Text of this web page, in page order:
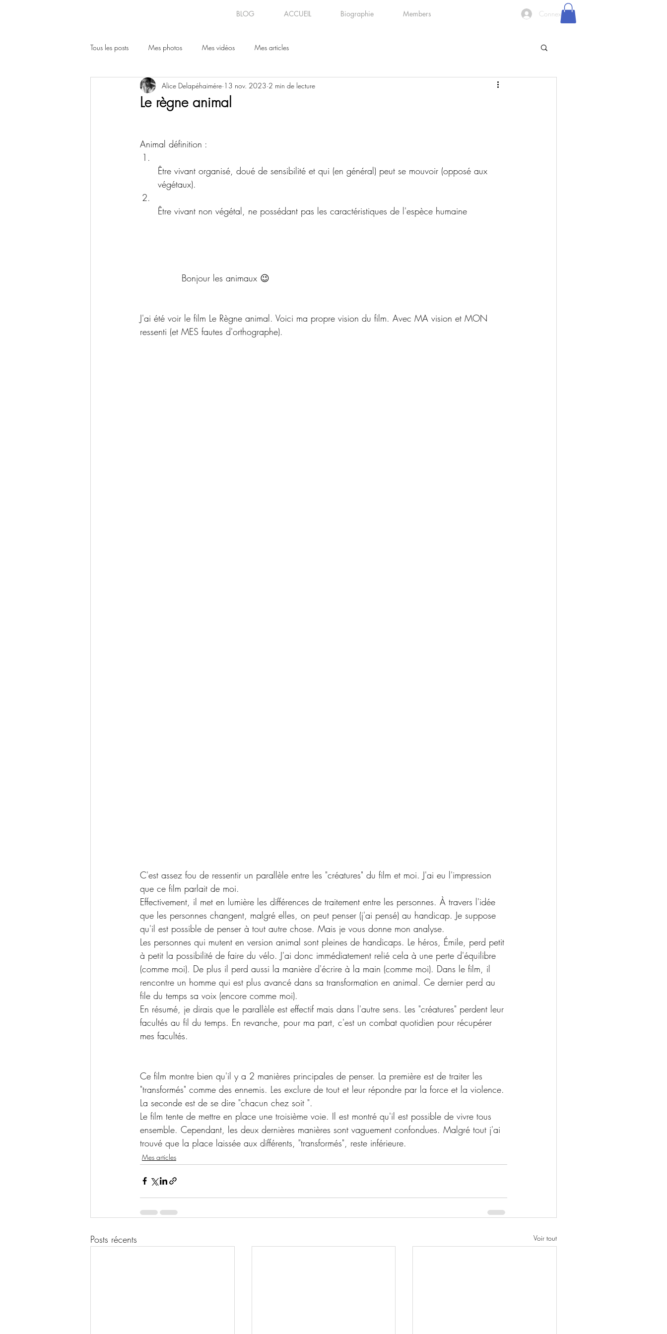
BLOG ACCUEIL Biographie Members Connexion
Tous les posts Mes photos Mes vidéos Mes articles
Le règne animal
Alice Delapéhaimére 13 nov. 2023 2 min de lecture
Animal définition :
Être vivant organisé, doué de sensibilité et qui (en général) peut se mouvoir (opposé aux
végétaux).
Être vivant non végétal, ne possédant pas les caractéristiques de l'espèce humaine
              Bonjour les animaux 😉
J'ai été voir le film Le Règne animal. Voici ma propre vision du film. Avec MA vision et MON
ressenti (et MES fautes d'orthographe).
C'est assez fou de ressentir un parallèle entre les "créatures" du film et moi. J'ai eu l'impression
que ce film parlait de moi.
Effectivement, il met en lumière les différences de traitement entre les personnes. À travers l'idée
que les personnes changent, malgré elles, on peut penser (j'ai pensé) au handicap. Je suppose
qu'il est possible de penser à tout autre chose. Mais je vous donne mon analyse.
Les personnes qui mutent en version animal sont pleines de handicaps. Le héros, Émile, perd petit
à petit la possibilité de faire du vélo. J'ai donc immédiatement relié cela à une perte d'équilibre
(comme moi). De plus il perd aussi la manière d'écrire à la main (comme moi). Dans le film, il
rencontre un homme qui est plus avancé dans sa transformation en animal. Ce dernier perd au
file du temps sa voix (encore comme moi).
En résumé, je dirais que le parallèle est effectif mais dans l'autre sens. Les "créatures" perdent leur
facultés au fil du temps. En revanche, pour ma part, c'est un combat quotidien pour récupérer
mes facultés.
Ce film montre bien qu'il y a 2 manières principales de penser. La première est de traiter les
"transformés" comme des ennemis. Les exclure de tout et leur répondre par la force et la violence.
La seconde est de se dire "chacun chez soit ".
Le film tente de mettre en place une troisième voie. Il est montré qu'il est possible de vivre tous
ensemble. Cependant, les deux dernières manières sont vaguement confondues. Malgré tout j'ai
trouvé que la place laissée aux différents, "transformés", reste inférieure.
Mes articles
Posts récents Voir tout